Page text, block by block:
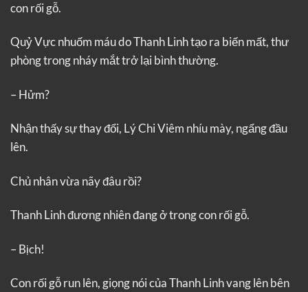
con rối gỗ.
Quỷ Vực nhuốm máu do Thanh Linh tạo ra biến mất, thư
phòng trong nháy mắt trở lại bình thường.
– Hửm?
Nhận thấy sự thay đổi, Lý Chi Viêm nhíu mày, ngẩng đầu
lên.
Chủ nhân vừa nãy đâu rồi?
Thanh Linh đương nhiên đang ở trong con rối gỗ.
– Bịch!
Con rối gỗ run lên, giọng nói của Thanh Linh vang lên bên